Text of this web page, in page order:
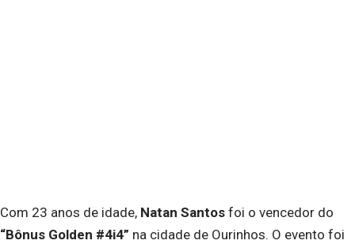
Com 23 anos de idade, Natan Santos foi o vencedor do
“Bônus Golden #4i4” na cidade de Ourinhos. O evento foi